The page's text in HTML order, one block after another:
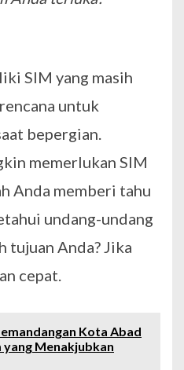
SIM yang masih
untuk
bepergian.
memerlukan SIM
Anda memberi tahu
undang-undang
tujuan Anda? Jika
cepat.
Kota Abad
yang Menakjubkan